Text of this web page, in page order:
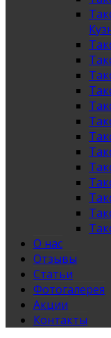
О нас
Отзывы
Статьи
Фотогалерея
Акции
Контакты